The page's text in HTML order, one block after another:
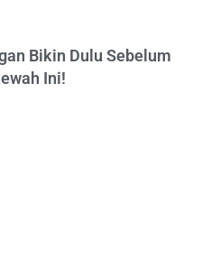
Bikin Dulu Sebelum
Ini!